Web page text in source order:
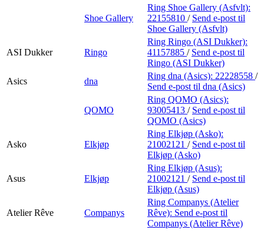
Shoe Gallery
Ring Shoe Gallery (Asfvlt):
22155810 / Send e-post til
Shoe Gallery (Asfvlt)
ASI Dukker Ringo
Ring Ringo (ASI Dukker):
41157885 / Send e-post til
Ringo (ASI Dukker)
Asics
dna
Ring dna (Asics): 22228558 /
Send e-post til dna (Asics)
QOMO
Ring QOMO (Asics):
93005413 / Send e-post til
QOMO (Asics)
Asko Elkjøp
Ring Elkjøp (Asko):
21002121 / Send e-post til
Elkjøp (Asko)
Asus Elkjøp
Ring Elkjøp (Asus):
21002121 / Send e-post til
Elkjøp (Asus)
Atelier Rêve Companys
Ring Companys (Atelier
Rêve): Send e-post til
Companys (Atelier Rêve)